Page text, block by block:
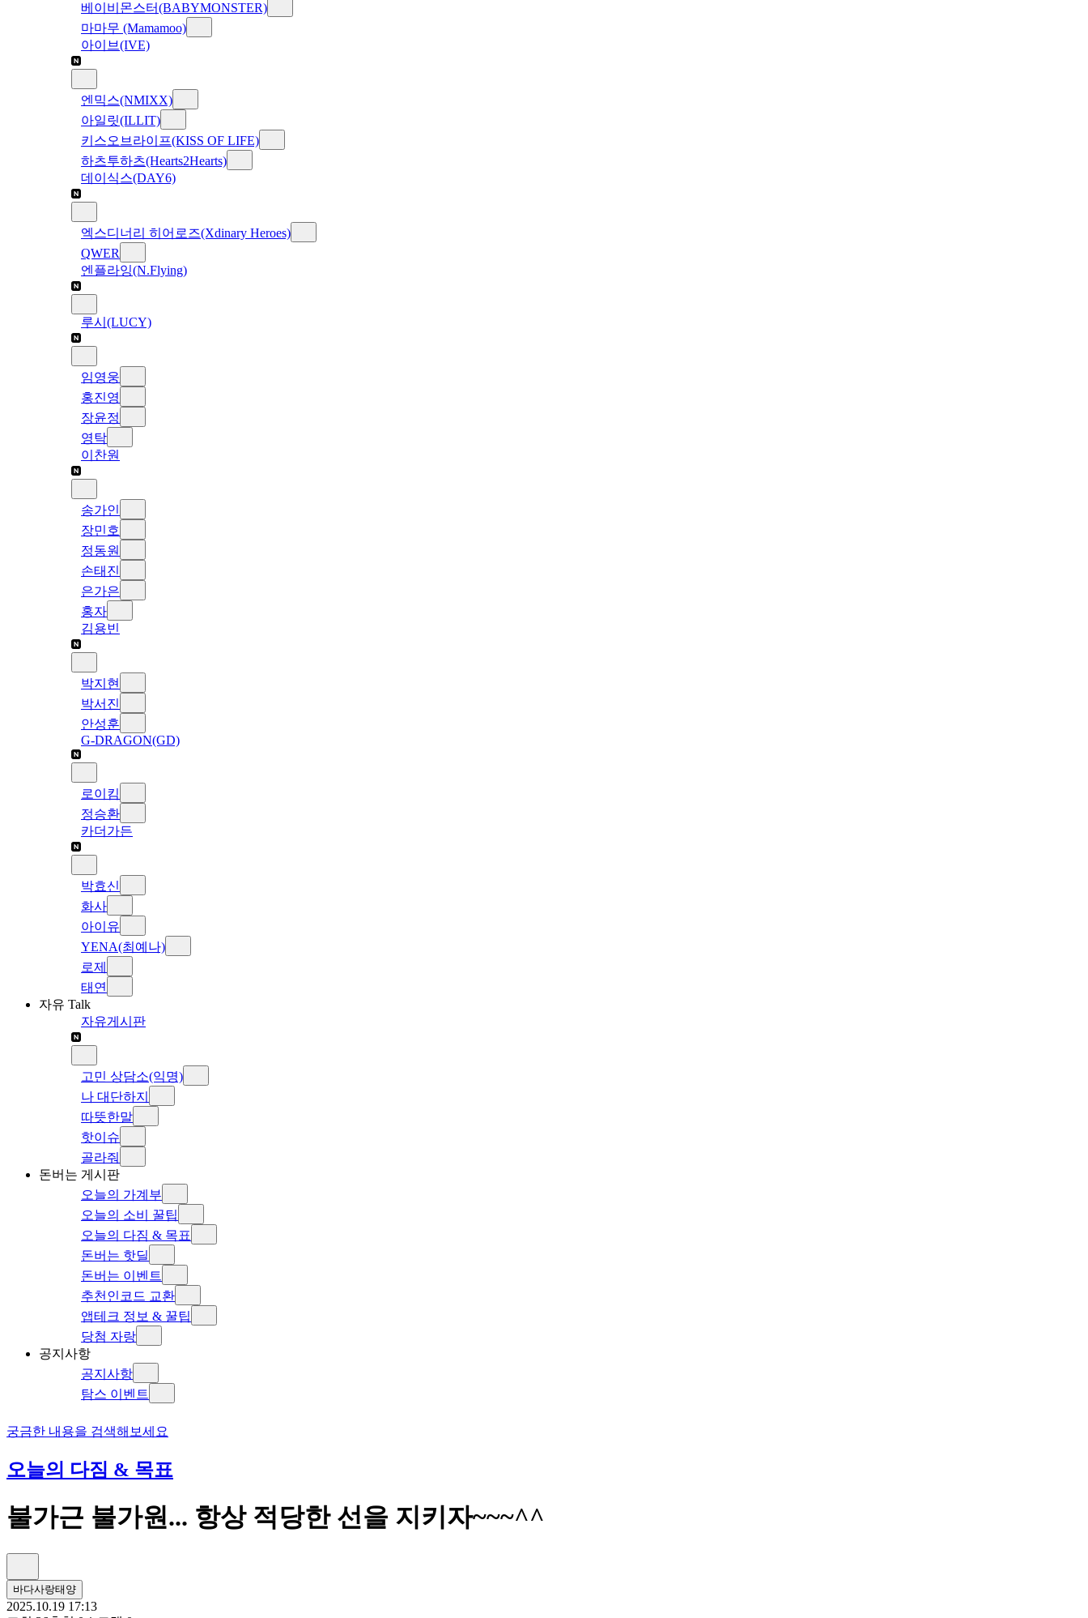
베이비몬스터(BABYMONSTER)
마마무 (Mamamoo)
아이브(IVE)
엔믹스(NMIXX)
아일릿(ILLIT)
키스오브라이프(KISS OF LIFE)
하츠투하츠(Hearts2Hearts)
데이식스(DAY6)
엑스디너리 히어로즈(Xdinary Heroes)
QWER
엔플라잉(N.Flying)
루시(LUCY)
임영웅
홍진영
장윤정
영탁
이찬원
송가인
장민호
정동원
손태진
은가은
홍자
김용빈
박지현
박서진
안성훈
G-DRAGON(GD)
로이킴
정승환
카더가든
박효신
화사
아이유
YENA(최예나)
로제
태연
자유 Talk
자유게시판
고민 상담소(익명)
나 대단하지
따뜻한말
핫이슈
골라줘
돈버는 게시판
오늘의 가계부
오늘의 소비 꿀팁
오늘의 다짐 & 목표
돈버는 핫딜
돈버는 이벤트
추천인코드 교환
앱테크 정보 & 꿀팁
당첨 자랑
공지사항
공지사항
탐스 이벤트
궁금한 내용을 검색해보세요
오늘의 다짐 & 목표
불가근 불가원... 항상 적당한 선을 지키자~~~^^
바다사랑태양
2025.10.19 17:13